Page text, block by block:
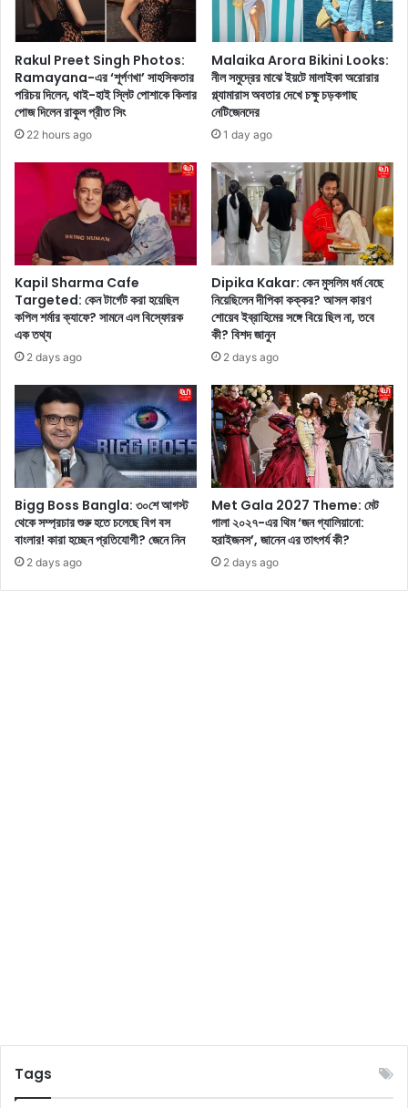
ফা
চু
ক্তি
তে
কী
অ
য়ে
ছে
?
t
:
ট
উ
ড
উ
ড
,
বি
নো
দ
নি
য়া
র
অ
ন্দ
র
ম
হ
লে
Rakul Preet Singh Photos:
Ramayana-এর ‘শূর্পণখা’ সাহসিকতার
পরিচয় দিলেন, থাই-হাই স্লিট পোশাকে কিলার
পোজ দিলেন রাকুল প্রীত সিং
22 hours ago
Malaika Arora Bikini Looks:
নীল সমুদ্রের মাঝে ইয়টে মালাইকা অরোরার
গ্ল্যামারাস অবতার দেখে চক্ষু চড়কগাছ
নেটিজেনদের
1 day ago
Kapil Sharma Cafe
Targeted: কেন টার্গেট করা হয়েছিল
কপিল শর্মার ক্যাফে? সামনে এল বিস্ফোরক
এক তথ্য
2 days ago
Dipika Kakar: কেন মুসলিম ধর্ম বেছে
নিয়েছিলেন দীপিকা কক্কর? আসল কারণ
শোয়েব ইব্রাহিমের সঙ্গে বিয়ে ছিল না, তবে
কী? বিশদ জানুন
2 days ago
Bigg Boss Bangla: ৩০শে আগস্ট
থেকে সম্প্রচার শুরু হতে চলেছে বিগ বস
বাংলার! কারা হচ্ছেন প্রতিযোগী? জেনে নিন
2 days ago
Met Gala 2027 Theme: মেট
গালা ২০২৭-এর থিম ‘জন গ্যালিয়ানো:
হরাইজনস’, জানেন এর তাৎপর্য কী?
2 days ago
Tags